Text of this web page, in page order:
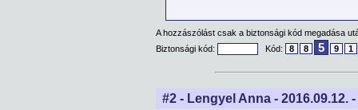
A hozzászólást csak a biztonsági kód megadása
Biztonsági kód:
Kód: 8 8 5 9 1
#2 - Lengyel Anna - 2016.09.12.